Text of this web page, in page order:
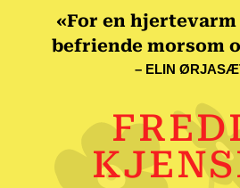
«For en
befriende morsom
– ELIN